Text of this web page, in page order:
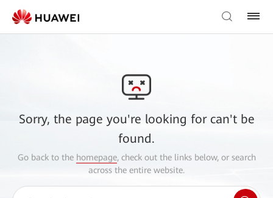
Sorry, the page you're looking for can't be
found.
Go back to the homepage, check out the links below, or search
across the entire website.